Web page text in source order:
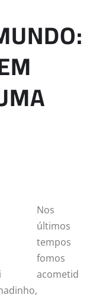
Nos
últimos
tempos
fomos
acometid